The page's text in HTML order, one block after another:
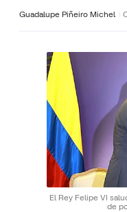
Guadalupe Piñeiro Michel
El Rey Felipe VI
de